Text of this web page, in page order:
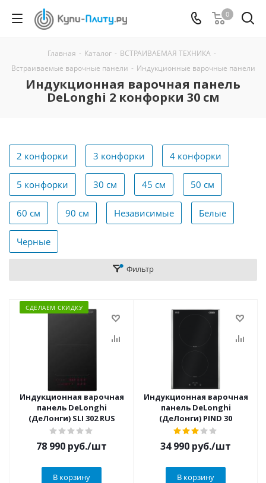
0
Главная - Каталог - ВСТРАИВАЕМАЯ ТЕХНИКА -
Встраиваемые варочные панели - Индукционные варочные панели
Индукционная варочная панель
DeLonghi 2 конфорки 30 см
2 конфорки 3 конфорки 4 конфорки
5 конфорки 30 см 45 см 50 см
60 см 90 см Независимые Белые
Черные
Фильтр
СДЕЛАЕМ СКИДКУ
Индукционная варочная
панель DeLonghi
(ДеЛонги) SLI 302 RUS
78 990 руб./шт
В корзину
Индукционная варочная
панель DeLonghi
(ДеЛонги) PIND 30
34 990 руб./шт
В корзину